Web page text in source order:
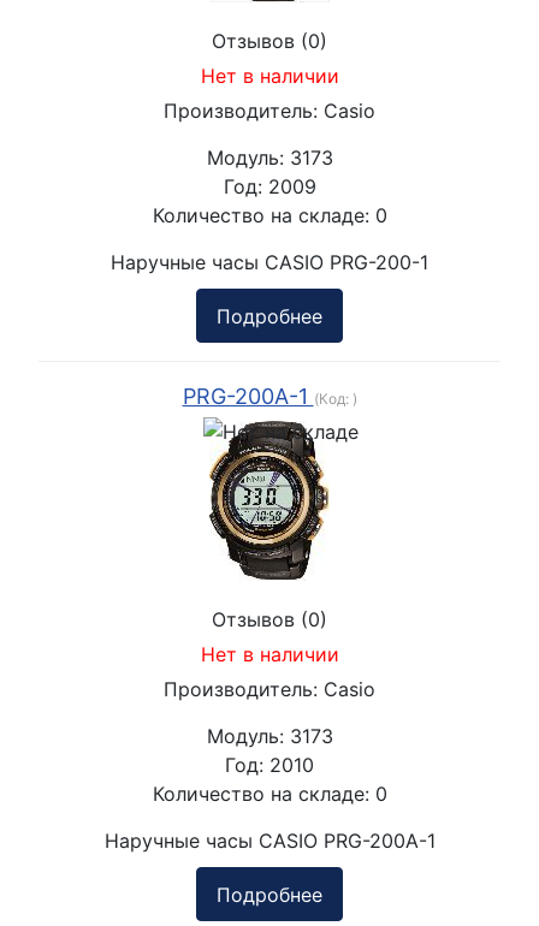
Отзывов (0)
Нет в наличии
Производитель: Casio
Модуль: 3173
Год: 2009
Количество на складе: 0
Наручные часы CASIO PRG-200-1
Подробнее
PRG-200A-1 (Код: )
Отзывов (0)
Нет в наличии
Производитель: Casio
Модуль: 3173
Год: 2010
Количество на складе: 0
Наручные часы CASIO PRG-200A-1
Подробнее